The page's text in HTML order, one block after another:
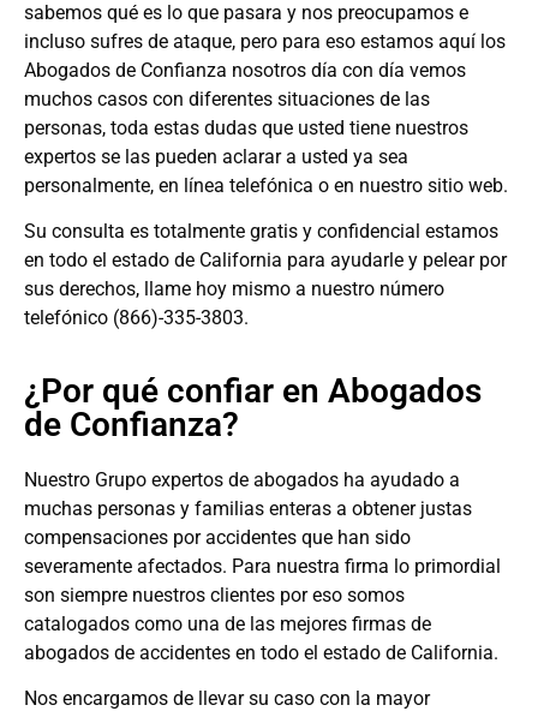
sabemos qué es lo que pasara y nos preocupamos e
incluso sufres de ataque, pero para eso estamos aquí los
Abogados de Confianza nosotros día con día vemos
muchos casos con diferentes situaciones de las
personas, toda estas dudas que usted tiene nuestros
expertos se las pueden aclarar a usted ya sea
personalmente, en línea telefónica o en nuestro sitio web.
Su consulta es totalmente gratis y confidencial estamos
en todo el estado de California para ayudarle y pelear por
sus derechos, llame hoy mismo a nuestro número
telefónico (866)-335-3803.
¿Por qué confiar en Abogados
de Confianza?
Nuestro Grupo expertos de abogados ha ayudado a
muchas personas y familias enteras a obtener justas
compensaciones por accidentes que han sido
severamente afectados. Para nuestra firma lo primordial
son siempre nuestros clientes por eso somos
catalogados como una de las mejores firmas de
abogados de accidentes en todo el estado de California.
Nos encargamos de llevar su caso con la mayor